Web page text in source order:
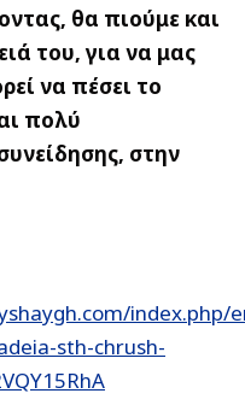
θα πιούμε και
του, για να μας
να πέσει το
πολύ
στην
index.php/
sth-chrush-